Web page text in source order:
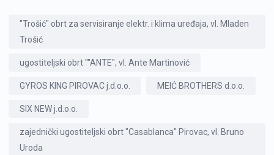
"Trošić" obrt za servisiranje elektr. i klima uređaja, vl. Mladen
Trošić
ugostiteljski obrt ""ANTE", vl. Ante Martinović
GYROS KING PIROVAC j.d.o.o. MEIĆ BROTHERS d.o.o.
SIX NEW j.d.o.o.
zajednički ugostiteljski obrt "Casablanca" Pirovac, vl. Bruno
Uroda